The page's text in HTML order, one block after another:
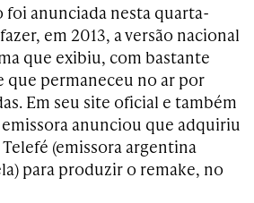
foi anunciada nesta quarta-
em 2013, a versão nacional
que exibiu, com bastante
que permaneceu no ar por
Em seu site oficial e também
anunciou que adquiriu
(emissora argentina
para produzir o remake, no